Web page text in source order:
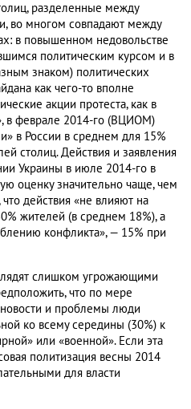
разделенные между
во многом совпадают между
в повышенном недовольстве
политическим курсом и в
знаком) политических
как чего-то вполне
акции протеста, как в
в феврале 2014-го (ВЦИОМ)
в России в среднем для 15%
столиц. Действия и заявления
Украины в июле 2014-го в
оценку значительно чаще, чем
действия «не влияют на
жителей (в среднем 18%), а
конфликта», — 15% при
слишком угрожающими
что по мере
новости и проблемы люди
ко всему середины (30%) к
или «военной». Если эта
политизация весны 2014
для власти